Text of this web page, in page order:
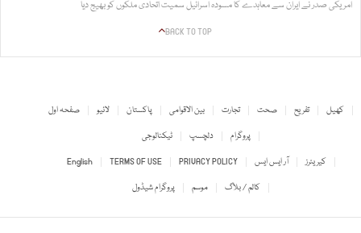
امریکی صدر نے ایران سے معاہدے کا مسودہ اسرائیل سمیت اتحادی ملکوں کو بھیج دیا
BACK TO TOP
صفحہ اول لائیو پاکستان بین الاقوامی تجارت صحت تفریح
کھیل
ٹیکنالوجی
دلچسپ
پروگرام
English
TERMS OF USE PRIVACY POLICY آر ایس ایس
کیریئرز
پروگرام شیڈول
موسم کالم / بلاگ